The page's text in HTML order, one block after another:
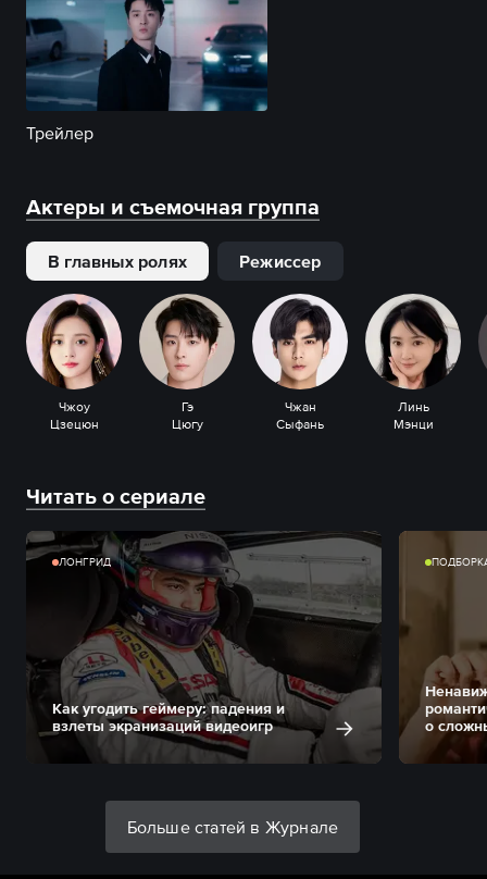
Трейлер
Актеры и съемочная группа
В главных ролях Режиссер
Чжоу
Цзецюн
Гэ
Цюгу
Чжан
Сыфань
Линь
Мэнци
Читать о сериале
ЛОНГРИД
Как угодить геймеру: падения и
взлеты экранизаций видеоигр
о
Больше статей в Журнале